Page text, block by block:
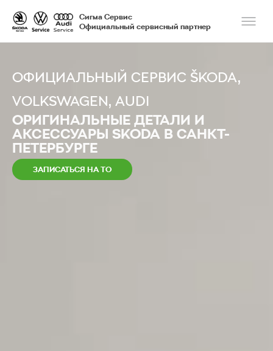
Сигма Сервис
Официальный сервисный партнер
ОФИЦИАЛЬНЫЙ СЕРВИС ŠKODA,
VOLKSWAGEN, AUDI
ОРИГИНАЛЬНЫЕ ДЕТАЛИ И
АКСЕССУАРЫ SKODA В САНКТ-
ПЕТЕРБУРГЕ
ЗАПИСАТЬСЯ НА ТО